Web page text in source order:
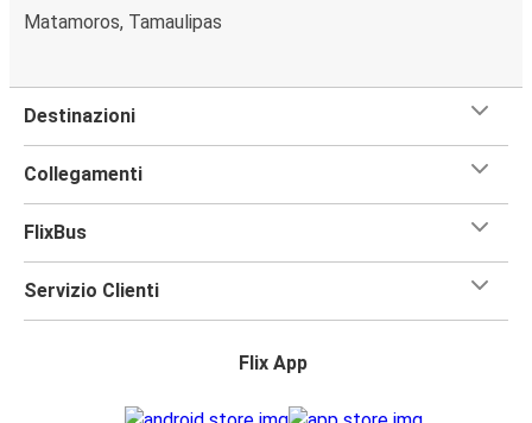
Matamoros, Tamaulipas
Destinazioni
Collegamenti
FlixBus
Servizio Clienti
Flix App